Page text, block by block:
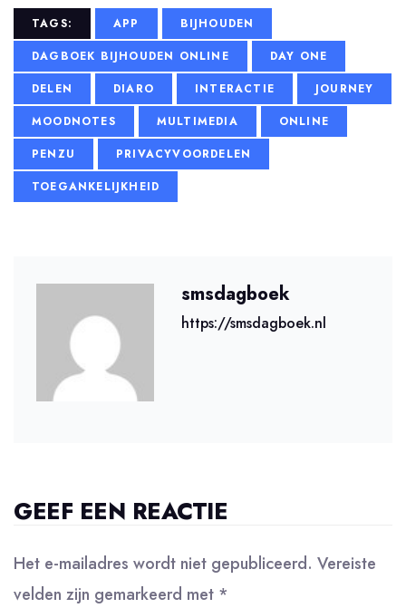
TAGS: APP
BIJHOUDEN
DAGBOEK BIJHOUDEN ONLINE
DAY ONE
DELEN
DIARO INTERACTIE
JOURNEY
MOODNOTES
MULTIMEDIA
ONLINE
PENZU
PRIVACYVOORDELEN
TOEGANKELIJKHEID
smsdagboek
https://smsdagboek.nl
GEEF EEN REACTIE
Het e-mailadres wordt niet gepubliceerd. Vereiste
velden zijn gemarkeerd met *